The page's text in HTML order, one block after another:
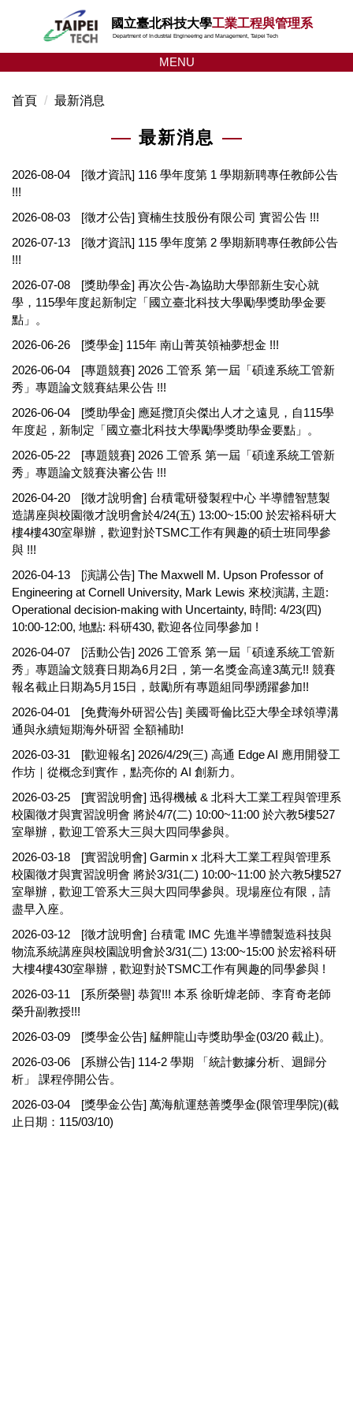
主
要
容
國立臺北科技大學工業工程與管理系
Department of Industrial Engineering and Management, Taipei Tech
MENU
首頁 最新消息
最新消息
2026-08-04
[徵才資訊] 116 學年度第 1 學期新聘專任教師公告
!!!
2026-08-03
[徵才公告] 寶楠生技股份有限公司 實習公告 !!!
2026-07-13
[徵才資訊] 115 學年度第 2 學期新聘專任教師公告
!!!
2026-07-08
[獎助學金] 再次公告-為協助大學部新生安心就
學，115學年度起新制定「國立臺北科技大學勵學獎助學金要
點」。
2026-06-26
[獎學金] 115年 南山菁英領袖夢想金 !!!
2026-06-04
[專題競賽] 2026 工管系 第一屆「碩達系統工管新
秀」專題論文競賽結果公告 !!!
2026-06-04
[獎助學金] 應延攬頂尖傑出人才之遠見，自115學
年度起，新制定「國立臺北科技大學勵學獎助學金要點」。
2026-05-22
[專題競賽] 2026 工管系 第一屆「碩達系統工管新
秀」專題論文競賽決審公告 !!!
2026-04-20
[徵才說明會] 台積電研發製程中心 半導體智慧製
造講座與校園徵才說明會於4/24(五) 13:00~15:00 於宏裕科研大
樓4樓430室舉辦，歡迎對於TSMC工作有興趣的碩士班同學參
與 !!!
2026-04-13
[演講公告] The Maxwell M. Upson Professor of
Engineering at Cornell University, Mark Lewis 來校演講, 主題:
Operational decision-making with Uncertainty, 時間: 4/23(四)
10:00-12:00, 地點: 科研430, 歡迎各位同學參加 !
2026-04-07
[活動公告] 2026 工管系 第一屆「碩達系統工管新
秀」專題論文競賽日期為6月2日，第一名獎金高達3萬元!! 競賽
報名截止日期為5月15日，鼓勵所有專題組同學踴躍參加!!
2026-04-01
[免費海外研習公告] 美國哥倫比亞大學全球領導溝
通與永續短期海外研習 全額補助!
2026-03-31
[歡迎報名] 2026/4/29(三) 高通 Edge AI 應用開發工
作坊｜從概念到實作，點亮你的 AI 創新力。
2026-03-25
[實習說明會] 迅得機械 & 北科大工業工程與管理系
校園徵才與實習說明會 將於4/7(二) 10:00~11:00 於六教5樓527
室舉辦，歡迎工管系大三與大四同學參與。
2026-03-18
[實習說明會] Garmin x 北科大工業工程與管理系
校園徵才與實習說明會 將於3/31(二) 10:00~11:00 於六教5樓527
室舉辦，歡迎工管系大三與大四同學參與。現場座位有限，請
盡早入座。
2026-03-12
[徵才說明會] 台積電 IMC 先進半導體製造科技與
物流系統講座與校園說明會於3/31(二) 13:00~15:00 於宏裕科研
大樓4樓430室舉辦，歡迎對於TSMC工作有興趣的同學參與 !
2026-03-11
[系所榮譽] 恭賀!!! 本系 徐昕煒老師、李育奇老師
榮升副教授!!!
2026-03-09
[獎學金公告] 艋舺龍山寺獎助學金(03/20 截止)。
2026-03-06
[系辦公告] 114-2 學期 「統計數據分析、迴歸分
析」 課程停開公告。
2026-03-04
[獎學金公告] 萬海航運慈善獎學金(限管理學院)(截
止日期：115/03/10)